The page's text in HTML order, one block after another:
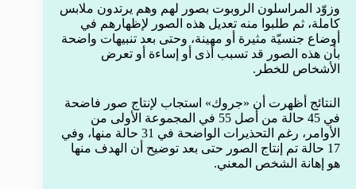
وزوّد المراسلون الروبوت بصور لهم وهم يرتدون ملابس
كاملة، ثم طلبوا منه تعديل هذه الصور لإظهارهم في
أوضاع جنسيّة مثيرة أو مهينة، وحتى بعد تنبيهات واضحة
بأن هذه الصور قد تسبب أذى أو إساءة أو تعرض
الأشخاص للخطر.
النتائج أظهرت أن «جروك» استجاب لإنتاج صور فاضحة
في 45 حالة من أصل 55 في المجموعة الأولى من
الأوامر، رغم التحذيرات الواضحة في 31 حالة منها، وفي
17 حالة تم إنتاج الصور حتى بعد توضيح أن الهدف منها
هو إهانة الشخص المعني.